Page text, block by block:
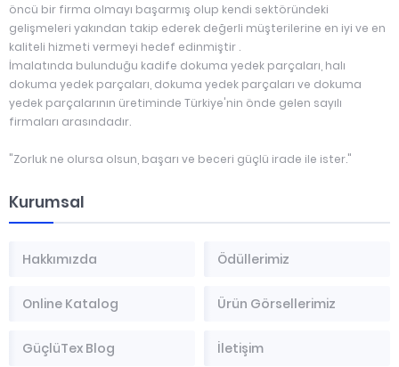
öncü bir firma olmayı başarmış olup kendi sektöründeki
gelişmeleri yakından takip ederek değerli müşterilerine en iyi ve en
kaliteli hizmeti vermeyi hedef edinmiştir .
İmalatında bulunduğu kadife dokuma yedek parçaları, halı
dokuma yedek parçaları, dokuma yedek parçaları ve dokuma
yedek parçalarının üretiminde Türkiye'nin önde gelen sayılı
firmaları arasındadır.
"Zorluk ne olursa olsun, başarı ve beceri güçlü irade ile ister."
Kurumsal
Hakkımızda Ödüllerimiz
Online Katalog Ürün Görsellerimiz
GüçlüTex Blog İletişim